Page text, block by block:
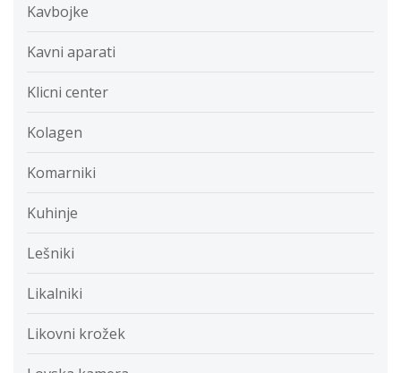
Kavbojke
Kavni aparati
Klicni center
Kolagen
Komarniki
Kuhinje
Lešniki
Likalniki
Likovni krožek